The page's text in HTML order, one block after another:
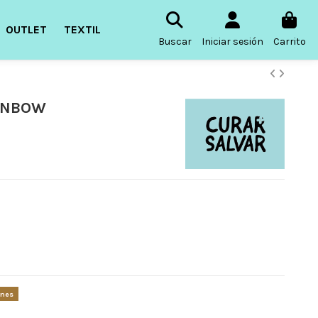
OUTLET TEXTIL
Buscar Iniciar sesión Carrito